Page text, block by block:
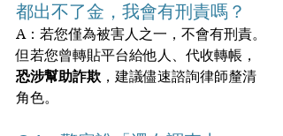
都出不了金，我會有刑責嗎？
A：若您僅為被害人之一，不會有刑責。
但若您曾轉貼平台給他人、代收轉帳，
恐涉幫助詐欺 ，建議儘速諮詢律師釐清
角色。